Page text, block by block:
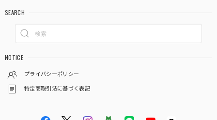
SEARCH
NOTICE
プライバシーポリシー
特定商取引法に基づく表記